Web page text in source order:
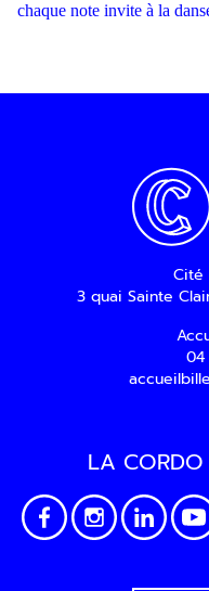
chaque note invite à la
Cité
3 quai Sainte
LA CORDO
consentez à
d’information par
pouvez vous